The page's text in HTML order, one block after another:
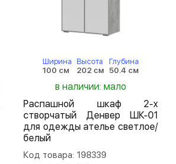
Ширина
100 см
Высота
202 см
Глубина
50.4 см
в наличии: мало
Распашной шкаф 2-х
створчатый Денвер ШК-01
для одежды ателье светлое/
белый
Код товара: 198339